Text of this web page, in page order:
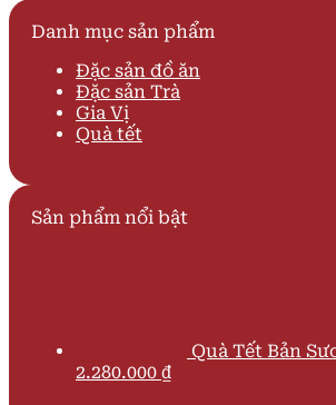
Danh mục sản phẩm
Đặc sản đồ ăn
Đặc sản Trà
Gia Vị
Quà tết
Sản phẩm nổi bật
Quà Tết Bản
Giá
2.280.000 ₫Giá